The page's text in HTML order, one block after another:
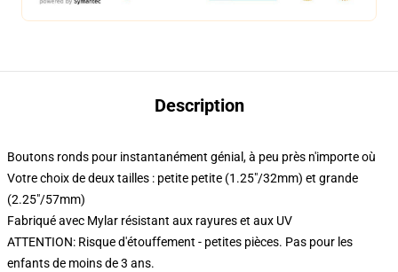
Description
Boutons ronds pour instantanément génial, à peu près n'importe où
Votre choix de deux tailles : petite petite (1.25"/32mm) et grande
(2.25"/57mm)
Fabriqué avec Mylar résistant aux rayures et aux UV
ATTENTION: Risque d'étouffement - petites pièces. Pas pour les
enfants de moins de 3 ans.